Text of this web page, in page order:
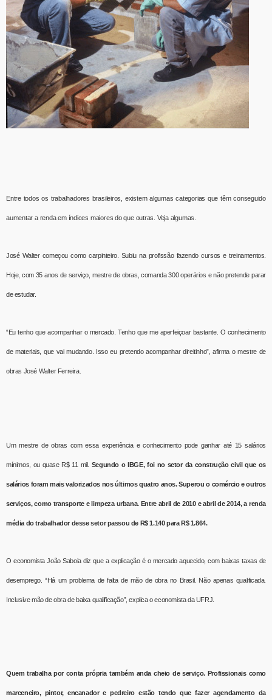
Entre todos os trabalhadores brasileiros, existem algumas categorias que têm conseguido
aumentar a renda em índices maiores do que outras. Veja algumas.
José Walter começou como carpinteiro. Subiu na profissão fazendo cursos e treinamentos.
Hoje, com 35 anos de serviço, mestre de obras, comanda 300 operários e não pretende parar
de estudar.
“Eu tenho que acompanhar o mercado. Tenho que me aperfeiçoar bastante. O conhecimento
de materiais, que vai mudando. Isso eu pretendo acompanhar direitinho”, afirma o mestre de
obras José Walter Ferreira.
Um mestre de obras com essa experiência e conhecimento pode ganhar até 15 salários
mínimos, ou quase R$ 11 mil. Segundo o IBGE, foi no setor da construção civil que os
salários foram mais valorizados nos últimos quatro anos. Superou o comércio e outros
serviços, como transporte e limpeza urbana. Entre abril de 2010 e abril de 2014, a renda
média do trabalhador desse setor passou de R$ 1.140 para R$ 1.864.
O economista João Saboia diz que a explicação é o mercado aquecido, com baixas taxas de
desemprego. “Há um problema de falta de mão de obra no Brasil. Não apenas qualificada.
Inclusive mão de obra de baixa qualificação”, explica o economista da UFRJ.
Quem trabalha por conta própria também anda cheio de serviço. Profissionais como
marceneiro, pintor, encanador e pedreiro estão tendo que fazer agendamento da